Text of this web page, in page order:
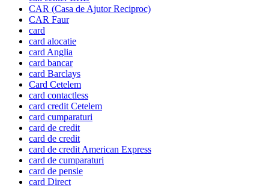
CAR (Casa de Ajutor Reciproc)
CAR Faur
card
card alocatie
card Anglia
card bancar
card Barclays
Card Cetelem
card contactless
card credit Cetelem
card cumparaturi
card de credit
card de credit
card de credit American Express
card de cumparaturi
card de pensie
card Direct